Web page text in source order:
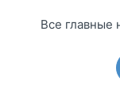
Все главные